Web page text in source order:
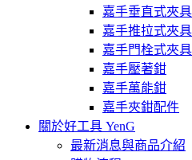
嘉手垂直式夾具
嘉手推拉式夾具
嘉手門栓式夾具
嘉手壓著鉗
嘉手萬能鉗
嘉手夾鉗配件
關於好工具 YenG
最新消息與商品介紹